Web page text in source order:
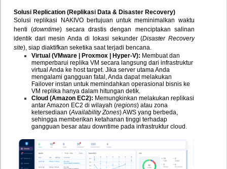
Solusi Replication (Replikasi Data & Disaster Recovery)
Solusi replikasi NAKIVO bertujuan untuk meminimalkan waktu
henti (downtime) secara drastis dengan menciptakan salinan
identik dari mesin Anda di lokasi sekunder (Disaster Recovery
site), siap diaktifkan seketika saat terjadi bencana.
Virtual (VMware | Proxmox | Hyper-V): Membuat dan
memperbarui replika VM secara langsung dari infrastruktur
virtual Anda ke host target. Jika server utama Anda
mengalami gangguan fatal, Anda dapat melakukan
Failover instan untuk memindahkan operasional bisnis ke
VM replika hanya dalam hitungan detik.
Cloud (Amazon EC2): Memungkinkan melakukan replikasi
antar Amazon EC2 di wilayah (regions) atau zona
ketersediaan (Availability Zones) AWS yang berbeda,
sehingga memberikan ketahanan tinggi terhadap
gangguan besar atau downtime pada infrastruktur cloud.